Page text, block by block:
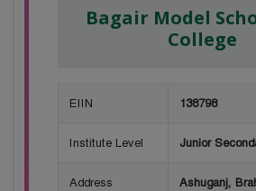
Bagair Model
College
EIIN 138798
Institute Level Junior
Address Ashuganj,